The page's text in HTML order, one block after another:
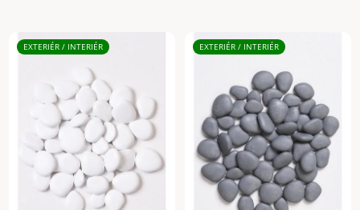
EXTERIÉR / INTERIÉR EXTERIÉR / INTERIÉR